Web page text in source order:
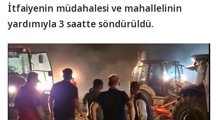
İtfaiyenin müdahalesi ve mahallelinin
yardımıyla 3 saatte söndürüldü.